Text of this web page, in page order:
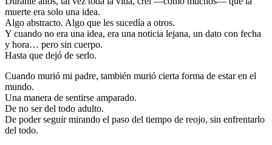
muerte era solo una idea.
Algo abstracto. Algo que les sucedía a otros.
Y cuando no era una idea, era una noticia lejana, un dato con fecha
y hora… pero sin cuerpo.
Hasta que dejó de serlo.
Cuando murió mi padre, también murió cierta forma de estar en el
mundo.
Una manera de sentirse amparado.
De no ser del todo adulto.
De poder seguir mirando el paso del tiempo de reojo, sin enfrentarlo
del todo.